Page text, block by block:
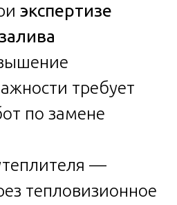
экспертизе
требует
по замене
—
тепловизионное